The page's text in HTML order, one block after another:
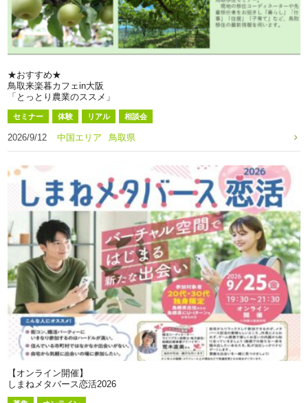
★おすすめ★
鳥取来楽暮カフェin大阪
「とっとり農業のススメ」
セミナー 体験 リアル 相談会
2026/9/12 中国エリア 鳥取県
【オンライン開催】
しまねメタバース恋活2026